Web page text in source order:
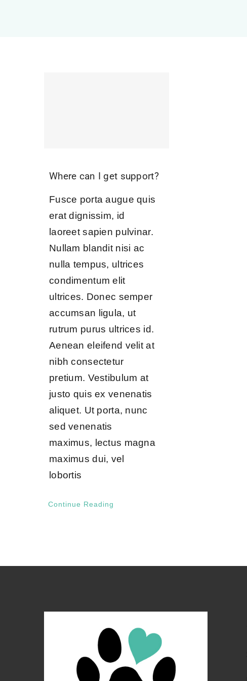
Where can I get support?
Fusce porta augue quis
erat dignissim, id
laoreet sapien pulvinar.
Nullam blandit nisi ac
nulla tempus, ultrices
condimentum elit
ultrices. Donec semper
accumsan ligula, ut
rutrum purus ultrices id.
Aenean eleifend velit at
nibh consectetur
pretium. Vestibulum at
justo quis ex venenatis
aliquet. Ut porta, nunc
sed venenatis
maximus, lectus magna
maximus dui, vel
lobortis
Continue Reading